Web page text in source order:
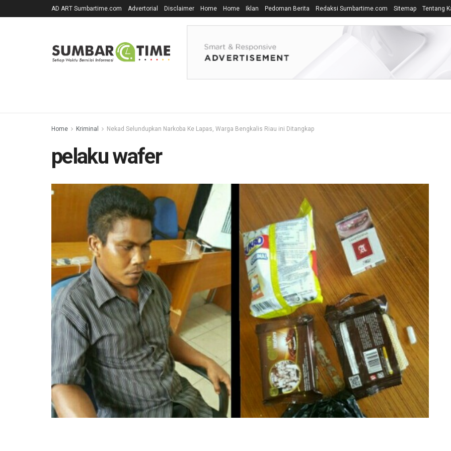
AD ART Sumbartime.com Advertorial Disclaimer Home Home Iklan Pedoman Berita Redaksi Sumbartime.com Sitemap Tentang
Home Kriminal Nekad Selundupkan Narkoba Ke Lapas, Warga Bengkalis Riau ini Ditangkap
pelaku wafer